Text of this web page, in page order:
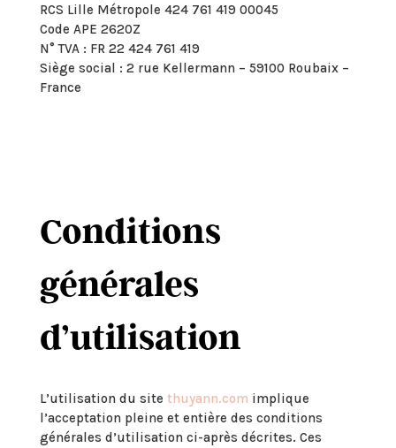
RCS Lille Métropole 424 761 419 00045
Code APE 2620Z
N° TVA : FR 22 424 761 419
Siège social : 2 rue Kellermann – 59100 Roubaix –
France
Conditions
générales
d’utilisation
L’utilisation du site thuyann.com implique
l’acceptation pleine et entière des conditions
générales d’utilisation ci-après décrites. Ces